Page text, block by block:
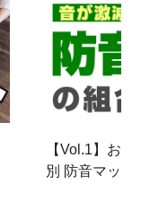
【Vol.1】お
別 防音マッ